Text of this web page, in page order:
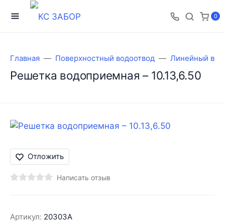
0
Главная Поверхностный водоотвод Линейный
Решетка водоприемная – 10.13,6.50
Отложить
Написать отзыв
Артикул: 20303А